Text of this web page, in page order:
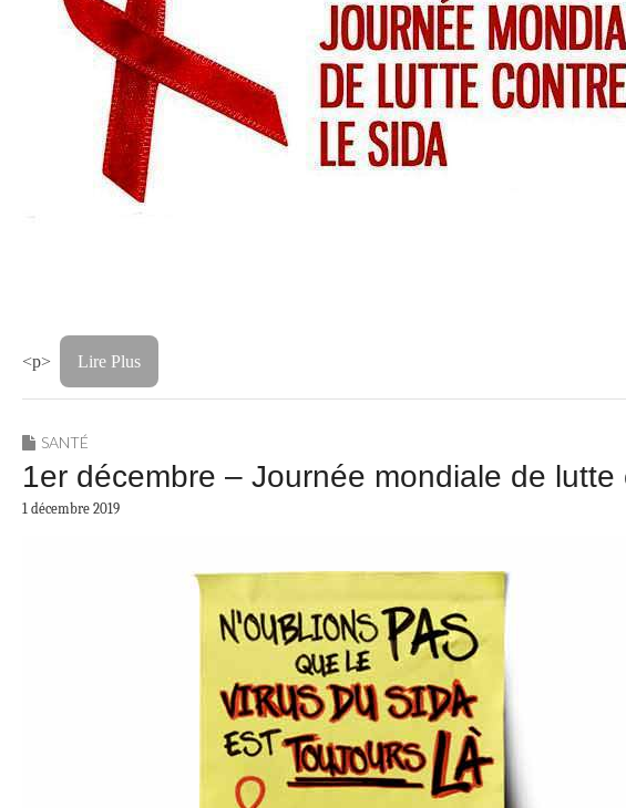
<p> Lire Plus
SANTÉ
1er décembre – Journée mondiale de
1 décembre 2019